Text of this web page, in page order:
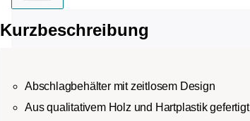
Kurzbeschreibung
Abschlagbehälter mit zeitlosem Design
Aus qualitativem Holz und Hartplastik gefertigt